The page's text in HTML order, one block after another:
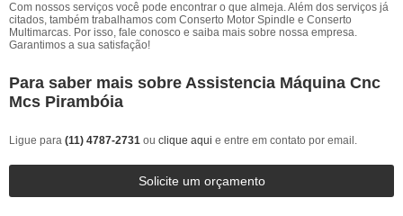
Com nossos serviços você pode encontrar o que almeja. Além dos serviços já
citados, também trabalhamos com Conserto Motor Spindle e Conserto
Multimarcas. Por isso, fale conosco e saiba mais sobre nossa empresa.
Garantimos a sua satisfação!
Para saber mais sobre Assistencia Máquina Cnc
Mcs Pirambóia
Ligue para (11) 4787-2731 ou clique aqui e entre em contato por email.
Solicite um orçamento